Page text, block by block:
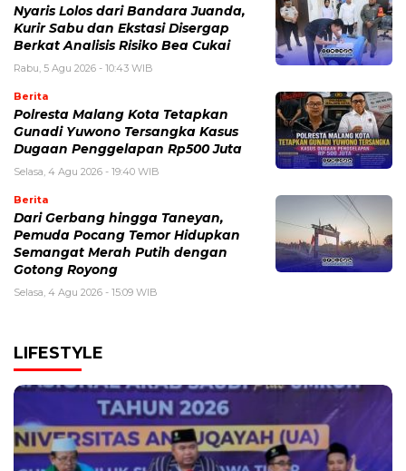
Nyaris Lolos dari Bandara Juanda,
Kurir Sabu dan Ekstasi Disergap
Berkat Analisis Risiko Bea Cukai
Rabu, 5 Agu 2026 - 10:43 WIB
Berita
Polresta Malang Kota Tetapkan
Gunadi Yuwono Tersangka Kasus
Dugaan Penggelapan Rp500 Juta
Selasa, 4 Agu 2026 - 19:40 WIB
Berita
Dari Gerbang hingga Taneyan,
Pemuda Pocang Temor Hidupkan
Semangat Merah Putih dengan
Gotong Royong
Selasa, 4 Agu 2026 - 15:09 WIB
LIFESTYLE